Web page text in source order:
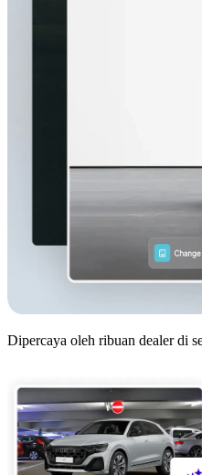
Dipercaya oleh ribuan dealer di